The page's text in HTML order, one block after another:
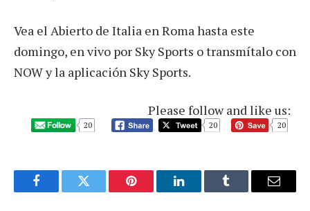
Vea el Abierto de Italia en Roma hasta este
domingo, en vivo por Sky Sports o transmítalo con
NOW y la aplicación Sky Sports.
Please follow and like us:
20 20 20
FacebookTwitter Pinterest LinkedInTumblr Email